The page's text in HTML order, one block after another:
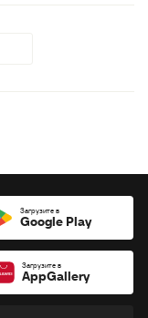
Загрузите в
Google Play
Загрузите в
AppGallery